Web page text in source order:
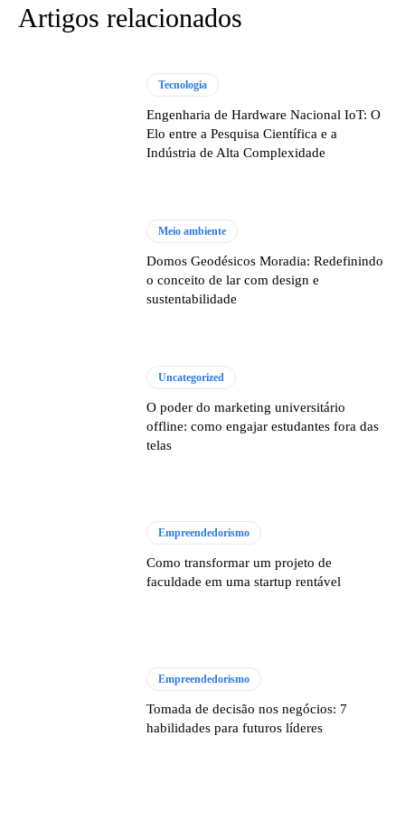
Artigos relacionados
Tecnologia
Engenharia de Hardware Nacional IoT: O
Elo entre a Pesquisa Científica e a
Indústria de Alta Complexidade
Meio ambiente
Domos Geodésicos Moradia: Redefinindo
o conceito de lar com design e
sustentabilidade
Uncategorized
O poder do marketing universitário
offline: como engajar estudantes fora das
telas
Empreendedorismo
Como transformar um projeto de
faculdade em uma startup rentável
Empreendedorismo
Tomada de decisão nos negócios: 7
habilidades para futuros líderes